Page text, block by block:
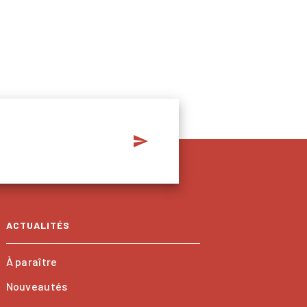
send
ACTUALITÉS
À paraître
Nouveautés